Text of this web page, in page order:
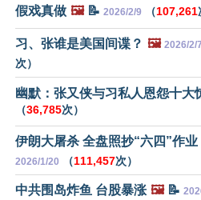
假戏真做 🖼️📝 2026/2/9 （107,261
习、张谁是美国间谍？ 🖼️ 2026/2/7
次）
幽默：张又侠与习私人恩怨十大
（36,785次）
伊朗大屠杀 全盘照抄“六四”作业
2026/1/20 （111,457次）
中共围岛炸鱼 台股暴涨 🖼️📝